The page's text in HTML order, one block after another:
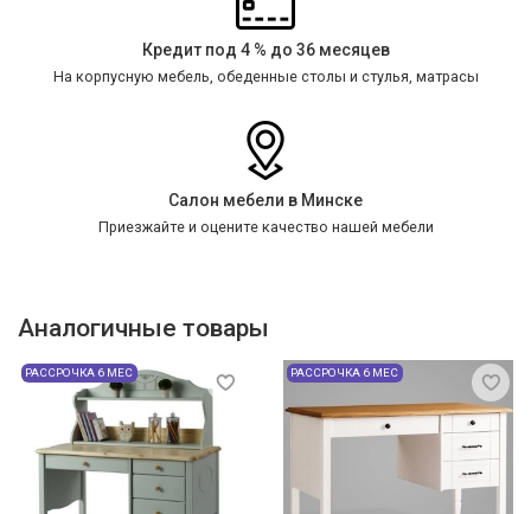
Кредит под 4 % до 36 месяцев
На корпусную мебель, обеденные столы и стулья, матрасы
Салон мебели в Минске
Приезжайте и оцените качество нашей мебели
Аналогичные товары
РАССРОЧКА 6 МЕС РАССРОЧКА 6 МЕС